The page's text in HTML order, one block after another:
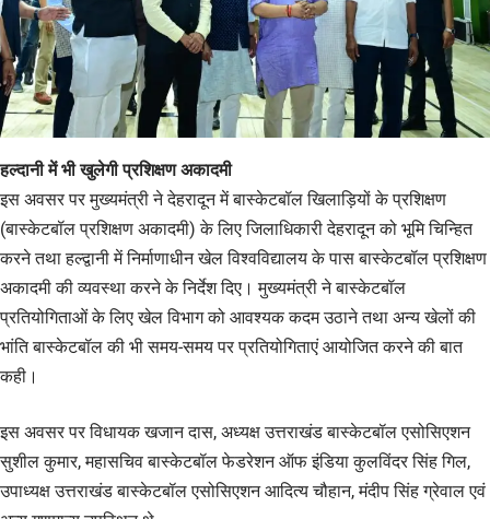
हल्दानी में भी खुलेगी प्रशिक्षण अकादमी
इस अवसर पर मुख्यमंत्री ने देहरादून में बास्केटबॉल खिलाड़ियों के प्रशिक्षण
(बास्केटबॉल प्रशिक्षण अकादमी) के लिए जिलाधिकारी देहरादून को भूमि चिन्हित
करने तथा हल्द्वानी में निर्माणाधीन खेल विश्वविद्यालय के पास बास्केटबॉल प्रशिक्षण
अकादमी की व्यवस्था करने के निर्देश दिए। मुख्यमंत्री ने बास्केटबॉल
प्रतियोगिताओं के लिए खेल विभाग को आवश्यक कदम उठाने तथा अन्य खेलों की
भांति बास्केटबॉल की भी समय-समय पर प्रतियोगिताएं आयोजित करने की बात
कही।
इस अवसर पर विधायक खजान दास, अध्यक्ष उत्तराखंड बास्केटबॉल एसोसिएशन
सुशील कुमार, महासचिव बास्केटबॉल फेडरेशन ऑफ इंडिया कुलविंदर सिंह गिल,
उपाध्यक्ष उत्तराखंड बास्केटबॉल एसोसिएशन आदित्य चौहान, मंदीप सिंह ग्रेवाल एवं